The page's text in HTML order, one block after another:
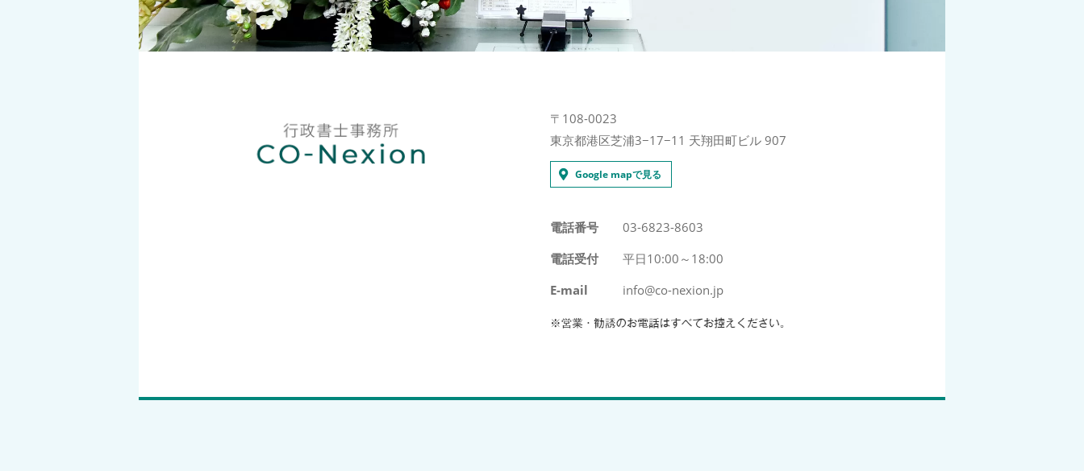
問い合わせ
〒108-0023
東京都港区芝浦3−17−11 天翔田町ビル 907
Google mapで見る
電話番号
03-6823-8603
電話受付
平日10:00～18:00
E-mail
info@co-nexion.jp